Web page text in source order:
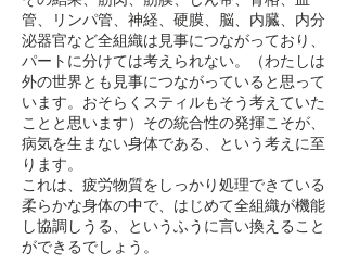
管、リンパ管、神経、硬膜、脳、内臓、内分
泌器官など全組織は見事につながっており、
パートに分けては考えられない。（わたしは
外の世界とも見事につながっていると思って
います。おそらくスティルもそう考えていた
ことと思います）その統合性の発揮こそが、
病気を生まない身体である、という考えに至
ります。
これは、疲労物質をしっかり処理できている
柔らかな身体の中で、はじめて全組織が機能
し協調しうる、というふうに言い換えること
ができるでしょう。